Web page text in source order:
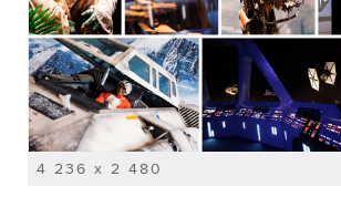
4 236 x 2 480